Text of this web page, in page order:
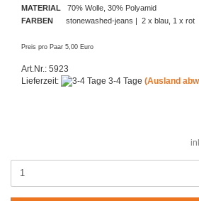
MATERIAL 70% Wolle, 30% Polyamid
FARBEN stonewashed-jeans | 2 x blau, 1 x rot
Preis pro Paar 5,00 Euro
Art.Nr.: 5923
Lieferzeit:
3-4 Tage (Ausland